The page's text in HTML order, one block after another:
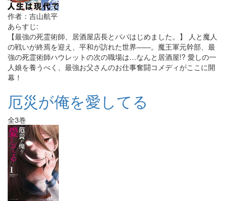
作者：吉山航平
あらすじ:
【最強の死霊術師、居酒屋店長とパパはじめました。】 人と魔人
の戦いが終焉を迎え、平和が訪れた世界――。魔王軍元幹部、最
強の死霊術師ハウレットの次の職場は…なんと居酒屋!? 愛しの一
人娘を養うべく、最強お父さんのお仕事奮闘コメディがここに開
幕！
厄災が俺を愛してる
全3巻